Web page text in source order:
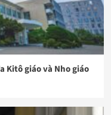
Kitô giáo và Nho giáo